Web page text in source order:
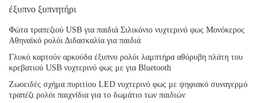
έξυπνο ξυπνητήρι
Φώτα τραπεζιού USB για παιδιά Σιλικόνιο νυχτερινό φως Μονόκερος
Αθηναϊκό ρολόι Διδασκαλία για παιδιά
Γλυκό καρτούν αρκούδα έξυπνο ρολόι λαμπτήρα αθόρυβη πλάτη του
κρεβατιού USB νυχτερινό φως με για Bluetooth
Ζωοειδές σχήμα πυριτίου LED νυχτερινό φως με ψηφιακό συναγερμό
τραπέζι ρολόι παιχνίδια για το δωμάτιο των παιδιών